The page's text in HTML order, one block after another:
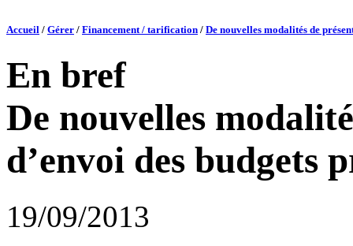
Accueil / Gérer / Financement / tarification / De nouvelles modalités de
En bref
De nouvelles
d’envoi des budgets
19/09/2013